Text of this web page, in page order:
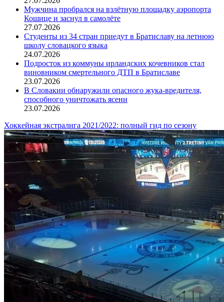
Мужчина пробрался на взлётную площадку аэропорта
Кошице и заснул в самолёте
27.07.2026
Студенты из 34 стран приедут в Братиславу на летнюю
школу словацкого языка
24.07.2026
Подросток из коммуны ирландских кочевников стал
виновником смертельного ДТП в Братиславе
23.07.2026
В Словакии обнаружили опасного жука-вредителя,
способного уничтожать ясени
23.07.2026
Хоккейная экстралига 2021/2022: полный гид по сезону